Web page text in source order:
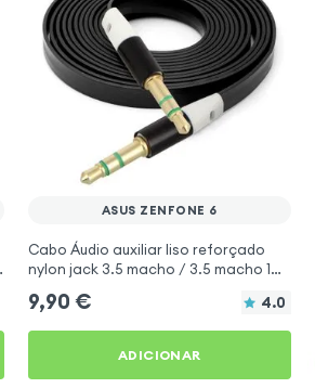
ASUS ZENFONE 6
Cabo Áudio auxiliar liso reforçado
nylon jack 3.5 macho / 3.5 macho 1m
9,90 € 4.0
ADICIONAR